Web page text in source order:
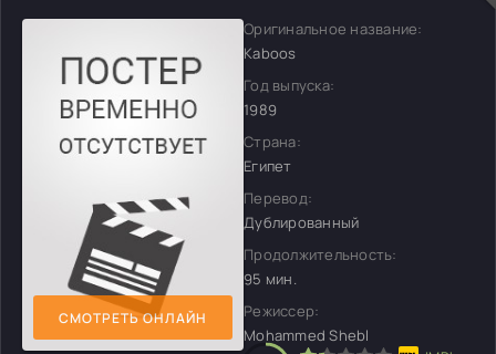
СМОТРЕТЬ ОНЛАЙН
Оригинальное название:
Kaboos
Год выпуска:
1989
Страна:
Египет
Перевод:
Дублированный
Продолжительность:
95 мин.
Режиссер:
Mohammed Shebl